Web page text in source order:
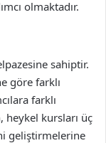
olmaktadır.
sahiptir.
göre farklı
farklı
kursları üç
geliştirmelerine